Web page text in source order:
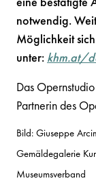
notwendig.
Möglichkeit
unter: khm.at/
Das
Partnerin des
Bild: Giuseppe
Gemäldegalerie
Museumsverband